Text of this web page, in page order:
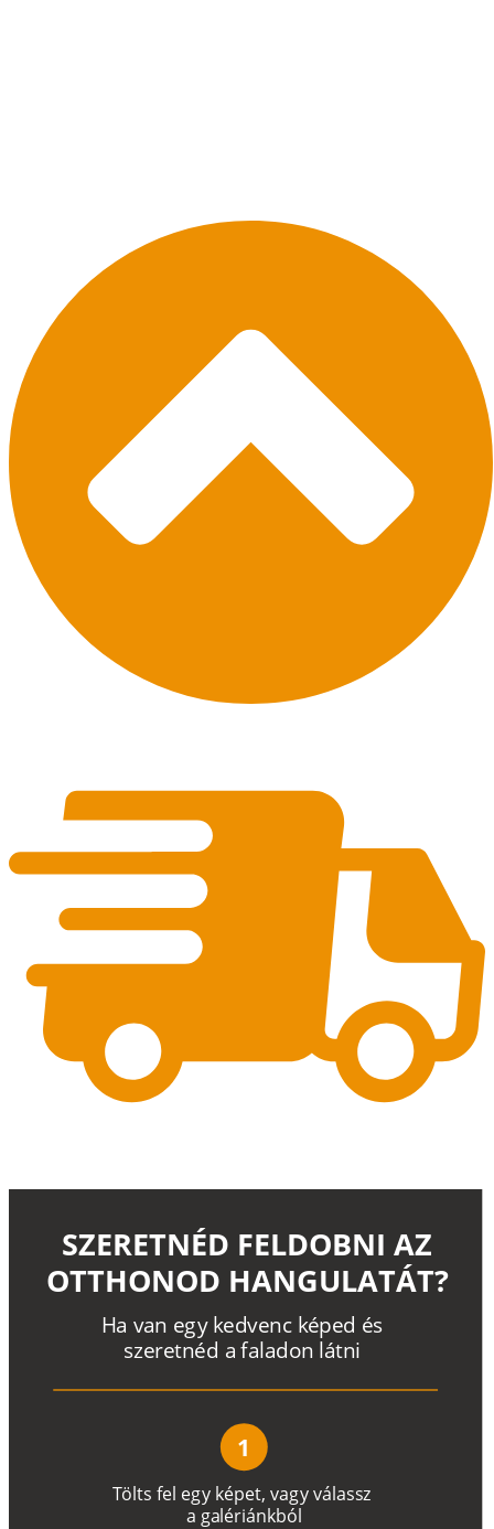
Tölts fel egy képet, vagyválassz
a galériánkból
Ha van egy kedvenc képed és
szeretnéd a faladon látni
SZERETNÉD FELDOBNI AZ
OTTHONOD HANGULATÁT?
1